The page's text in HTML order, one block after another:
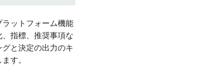
ットフォーム機能
指標、推奨事項な
と決定の出力のキ
す。